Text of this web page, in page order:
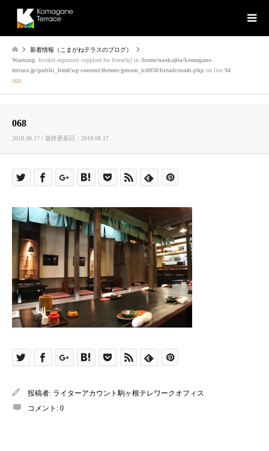
新着情報（こまがねテラスのブログ）
Warning: Invalid argument supplied for foreach() in /home/naokajita/komagane-
terrace.jp/public_html/wp-content/themes/gensen_tcd050/breadcrumb.php on line 94
068
068
2018.08.17 / 最終更新日：2018.08.17
投稿者: ライターアカウント駒ヶ根テレワークオフィス
コメント: 0